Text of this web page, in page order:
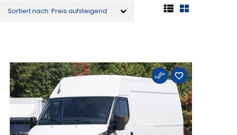
Sortiert nach: Preis aufsteigend